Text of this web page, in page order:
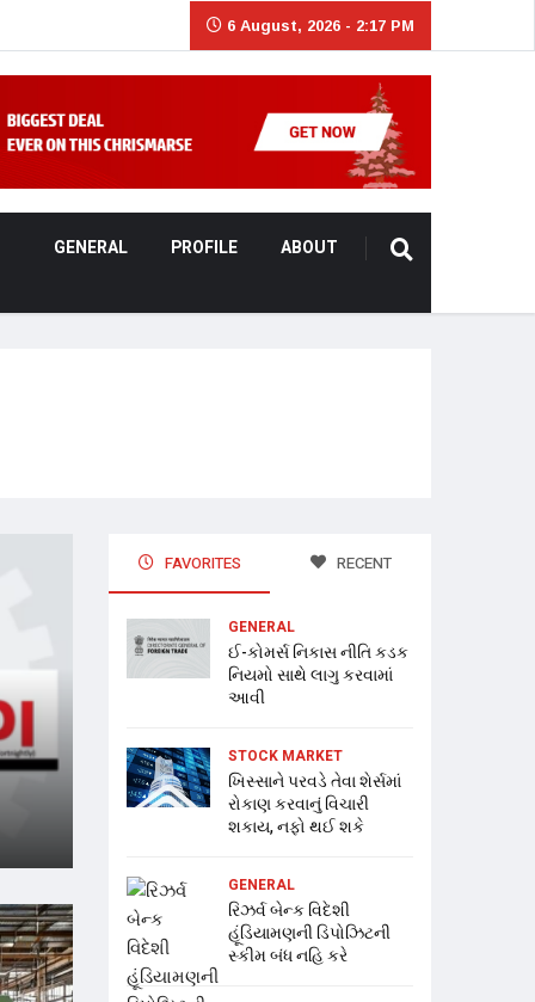
6 August, 2026 - 2:17 PM
GENERAL PROFILE ABOUT
FAVORITES RECENT
GENERAL
ઈ-કોમર્સ નિકાસ નીતિ કડક
નિયમો સાથે લાગુ કરવામાં
આવી
STOCK MARKET
ખિસ્સાને પરવડે તેવા શેર્સમાં
રોકાણ કરવાનું વિચારી
શકાય, નફો થઈ શકે
GENERAL
રિઝર્વ બેન્ક વિદેશી
હૂંડિયામણની ડિપોઝિટની
સ્કીમ બંધ નહિ કરે